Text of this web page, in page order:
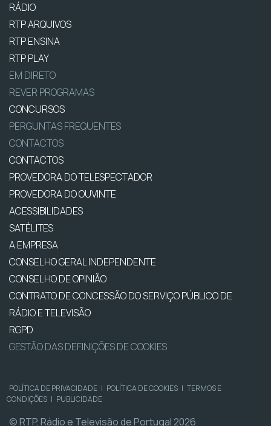
RÁDIO
RTP ARQUIVOS
RTP ENSINA
RTP PLAY
EM DIRETO
REVER PROGRAMAS
CONCURSOS
PERGUNTAS FREQUENTES
CONTACTOS
CONTACTOS
PROVEDORA DO TELESPECTADOR
PROVEDORA DO OUVINTE
ACESSIBILIDADES
SATÉLITES
A EMPRESA
CONSELHO GERAL INDEPENDENTE
CONSELHO DE OPINIÃO
CONTRATO DE CONCESSÃO DO SERVIÇO PÚBLICO DE
RÁDIO E TELEVISÃO
RGPD
GESTÃO DAS DEFINIÇÕES DE COOKIES
POLÍTICA DE PRIVACIDADE | POLÍTICA DE COOKIES | TERMOS E
CONDIÇÕES | PUBLICIDADE
© RTP, Rádio e Televisão de Portugal 2026